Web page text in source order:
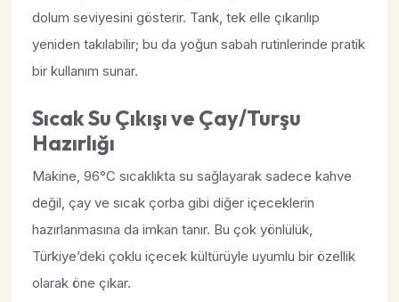
dolum seviyesini gösterir. Tank, tek elle çıkarılıp
yeniden takılabilir; bu da yoğun sabah rutinlerinde pratik
bir kullanım sunar.
Sıcak Su Çıkışı ve Çay/Turşu
Hazırlığı
Makine, 96°C sıcaklıkta su sağlayarak sadece kahve
değil, çay ve sıcak çorba gibi diğer içeceklerin
hazırlanmasına da imkan tanır. Bu çok yönlülük,
Türkiye’deki çoklu içecek kültürüyle uyumlu bir özellik
olarak öne çıkar.